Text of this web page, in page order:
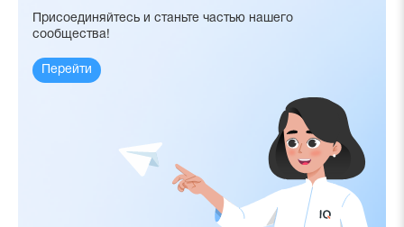
Присоединяйтесь и станьте частью нашего
сообщества!
Перейти